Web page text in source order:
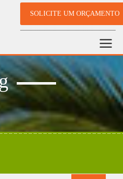
SOLICITE UM ORÇAMENTO